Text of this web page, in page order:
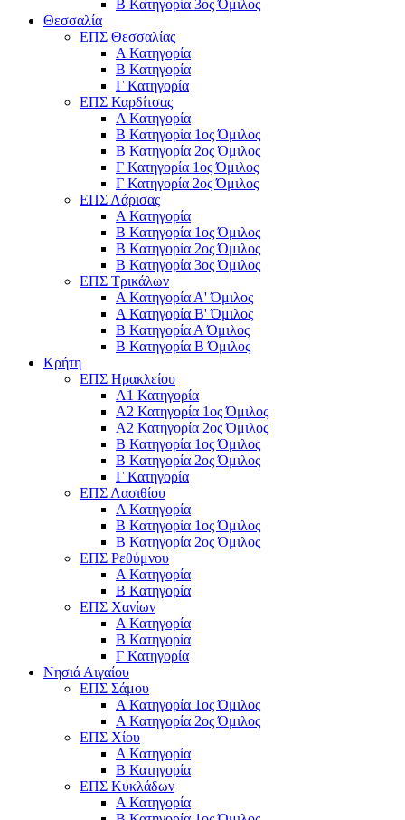
Β Κατηγορία 3ος Όμιλος
Θεσσαλία
ΕΠΣ Θεσσαλίας
Α Κατηγορία
Β Κατηγορία
Γ Κατηγορία
ΕΠΣ Καρδίτσας
Α Κατηγορία
Β Κατηγορία 1ος Όμιλος
Β Κατηγορία 2ος Όμιλος
Γ Κατηγορία 1ος Όμιλος
Γ Κατηγορία 2ος Όμιλος
ΕΠΣ Λάρισας
Α Κατηγορία
Β Κατηγορία 1ος Όμιλος
Β Κατηγορία 2ος Όμιλος
Β Κατηγορία 3ος Όμιλος
ΕΠΣ Τρικάλων
Α Κατηγορία Α' Όμιλος
Α Κατηγορία Β' Όμιλος
Β Κατηγορία Α Όμιλος
Β Κατηγορία Β Όμιλος
Κρήτη
ΕΠΣ Ηρακλείου
Α1 Κατηγορία
Α2 Κατηγορία 1ος Όμιλος
Α2 Κατηγορία 2ος Όμιλος
Β Κατηγορία 1ος Όμιλος
Β Κατηγορία 2ος Όμιλος
Γ Κατηγορία
ΕΠΣ Λασιθίου
Α Κατηγορία
Β Κατηγορία 1ος Όμιλος
Β Κατηγορία 2ος Όμιλος
ΕΠΣ Ρεθύμνου
Α Κατηγορία
Β Κατηγορία
ΕΠΣ Χανίων
Α Κατηγορία
Β Κατηγορία
Γ Κατηγορία
Νησιά Αιγαίου
ΕΠΣ Σάμου
Α Κατηγορία 1ος Όμιλος
Α Κατηγορία 2ος Όμιλος
ΕΠΣ Χίου
Α Κατηγορία
Β Κατηγορία
ΕΠΣ Κυκλάδων
Α Κατηγορία